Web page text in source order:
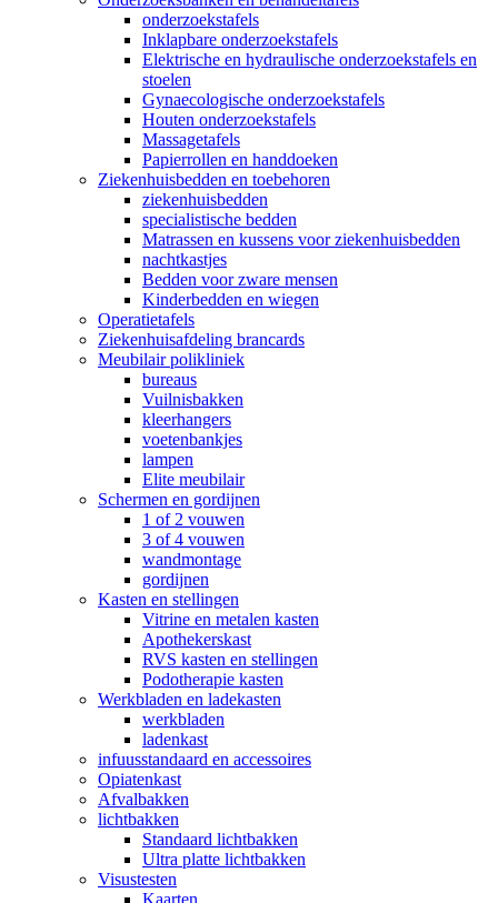
onderzoekstafels
Inklapbare onderzoekstafels
Elektrische en hydraulische onderzoekstafels en
stoelen
Gynaecologische onderzoekstafels
Houten onderzoekstafels
Massagetafels
Papierrollen en handdoeken
Ziekenhuisbedden en toebehoren
ziekenhuisbedden
specialistische bedden
Matrassen en kussens voor ziekenhuisbedden
nachtkastjes
Bedden voor zware mensen
Kinderbedden en wiegen
Operatietafels
Ziekenhuisafdeling brancards
Meubilair polikliniek
bureaus
Vuilnisbakken
kleerhangers
voetenbankjes
lampen
Elite meubilair
Schermen en gordijnen
1 of 2 vouwen
3 of 4 vouwen
wandmontage
gordijnen
Kasten en stellingen
Vitrine en metalen kasten
Apothekerskast
RVS kasten en stellingen
Podotherapie kasten
Werkbladen en ladekasten
werkbladen
ladenkast
infuusstandaard en accessoires
Opiatenkast
Afvalbakken
lichtbakken
Standaard lichtbakken
Ultra platte lichtbakken
Visustesten
Kaarten